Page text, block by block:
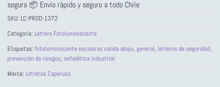
segura 📦 Envío rápido y seguro a todo Chile
SKU: LC-PROD-1372
Categoría: Letrero Fotoluminiscente
Etiquetas: fotoluminiscente escaleras salida abajo, general, letreros de seguridad,
prevención de riesgos, señalética industrial
Marca: Letreros Caperuso